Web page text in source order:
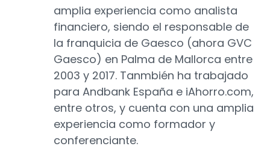
amplia experiencia como analista
financiero, siendo el responsable de
la franquicia de Gaesco (ahora GVC
Gaesco) en Palma de Mallorca entre
2003 y 2017. Tanmbién ha trabajado
para Andbank España e iAhorro.com,
entre otros, y cuenta con una amplia
experiencia como formador y
conferenciante.